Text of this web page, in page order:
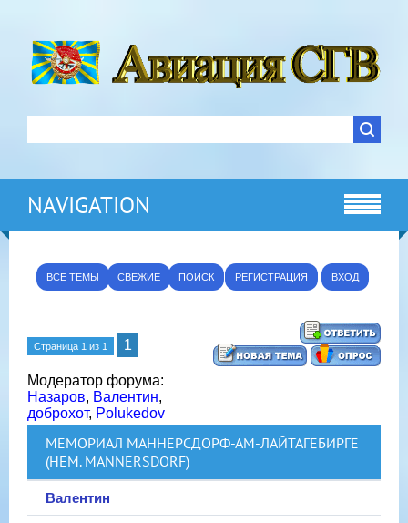
NAVIGATION
ВСЕ ТЕМЫ СВЕЖИЕ ПОИСК РЕГИСТРАЦИЯ ВХОД
Страница 1 из 1 1
Модератор форума:
Назаров, Валентин,
доброхот, Polukedov
МЕМОРИАЛ МАННЕРСДОРФ-АМ-ЛАЙТАГЕБИРГЕ
(НЕМ. MANNERSDORF)
Валентин